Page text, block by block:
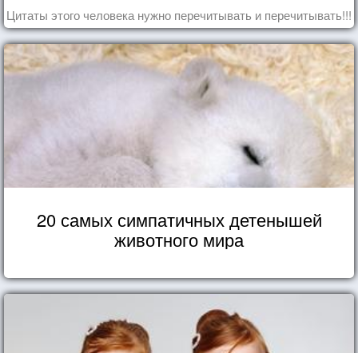
Цитаты этого человека нужно перечитывать и перечитывать!!!
20 самых симпатичных детенышей
животного мира